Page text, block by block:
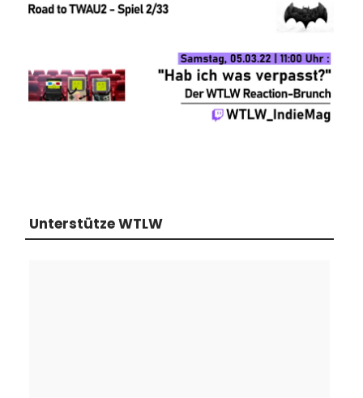
Unterstütze WTLW